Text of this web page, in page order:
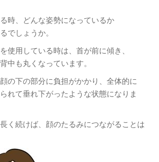
時、どんな姿勢になっているか
でしょうか。
使用している時は、首が前に傾き、
中も丸くなっています。
の下の部分に負担がかかり、全体的に
れて垂れ下がったような状態になりま
く続けば、顔のたるみにつながることは